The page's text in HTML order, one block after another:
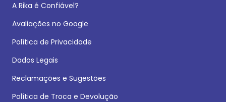
A Rika é Confiável?
Avaliações no Google
Política de Privacidade
Dados Legais
Reclamações e Sugestões
Política de Troca e Devolução